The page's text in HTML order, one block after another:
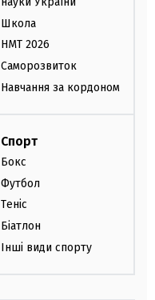
Школа
НМТ 2026
Саморозвиток
Навчання за кордоном
Спорт
Бокс
Футбол
Теніс
Біатлон
Інші види спорту